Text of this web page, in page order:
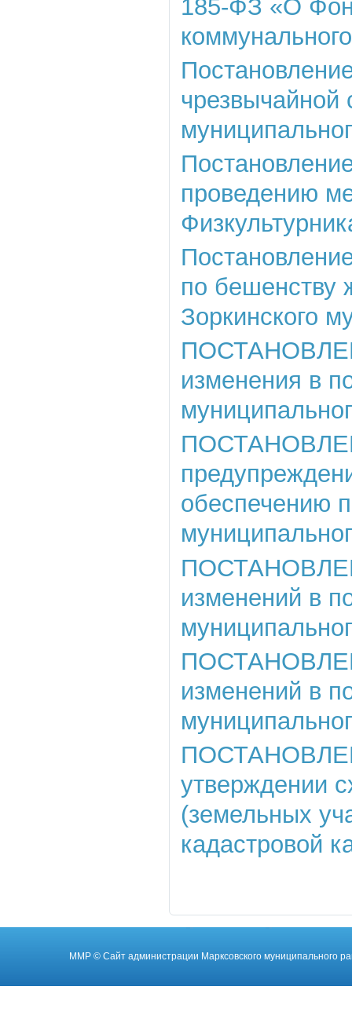
185-ФЗ «О
чрезвычайной
проведению
по бешенству
Зоркинского
изменения в
обеспечению
изменений в
изменений в
утверждении
(земельных
кадастровой
ММР © Cайт администрации Марксовского муниципального